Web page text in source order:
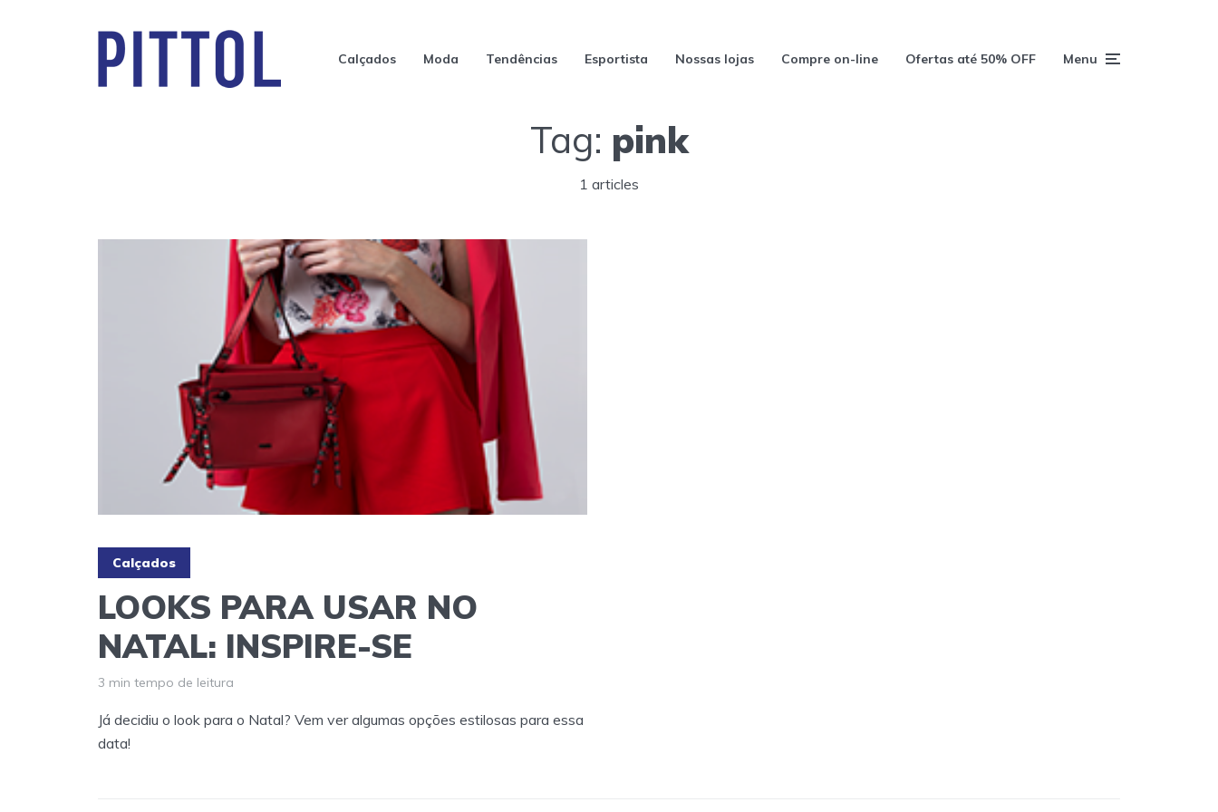
Calçados Moda Tendências Esportista Nossas lojas Compre on-line Ofertas até 50% OFF Menu
Tag: pink
1 articles
Calçados
LOOKS PARA USAR NO
NATAL: INSPIRE-SE
3 min tempo de leitura
Já decidiu o look para o Natal? Vem ver algumas opções estilosas para essa
data!